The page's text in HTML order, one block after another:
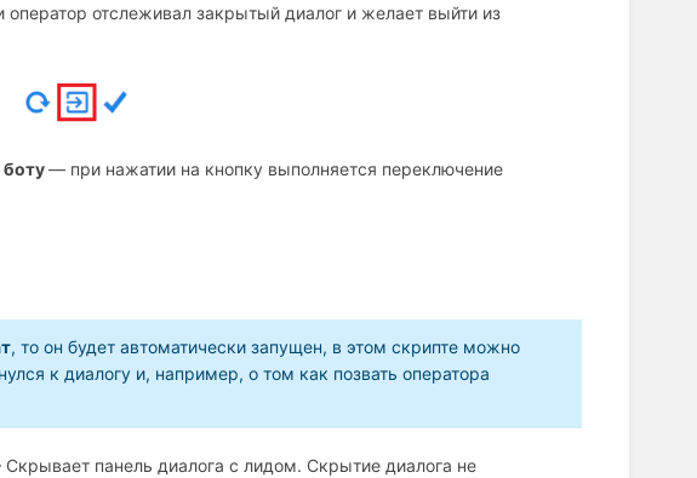
оператор отслеживал закрытый диалог и желает выйти из
— при нажатии на кнопку выполняется переключение
, то он будет автоматически запущен, в этом скрипте можно
к диалогу и, например, о том как позвать оператора
панель диалога с лидом. Скрытие диалога не